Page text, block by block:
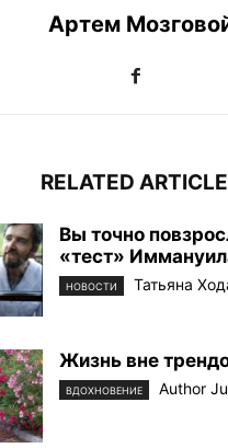
Артем
RELATED
Вы точно
«тест»
НОВОСТИ Татьяна
Жизнь вне
ВДОХНОВЕНИЕ Author